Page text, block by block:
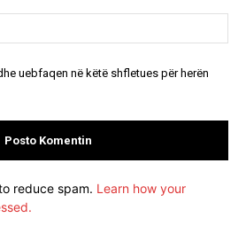
uebfaqen në këtë shfletues për herën
reduce spam. Learn how your